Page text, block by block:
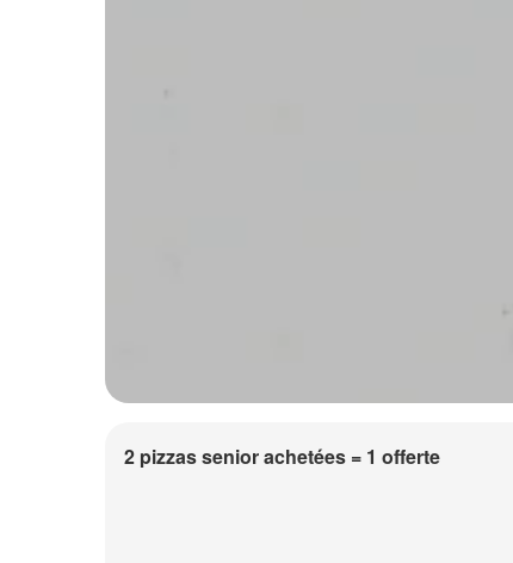
2 pizzas senior achetées = 1 offerte